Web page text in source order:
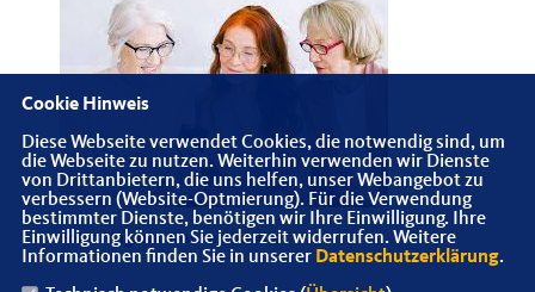
Foto: Magazin Wohnen im Alter
Cookie Hinweis
Diese Webseite verwendet Cookies, die notwendig sind, um
die Webseite zu nutzen. Weiterhin verwenden wir Dienste
von Drittanbietern, die uns helfen, unser Webangebot zu
verbessern (Website-Optmierung). Für die Verwendung
bestimmter Dienste, benötigen wir Ihre Einwilligung. Ihre
Einwilligung können Sie jederzeit widerrufen. Weitere
Informationen finden Sie in unserer Datenschutzerklärung.